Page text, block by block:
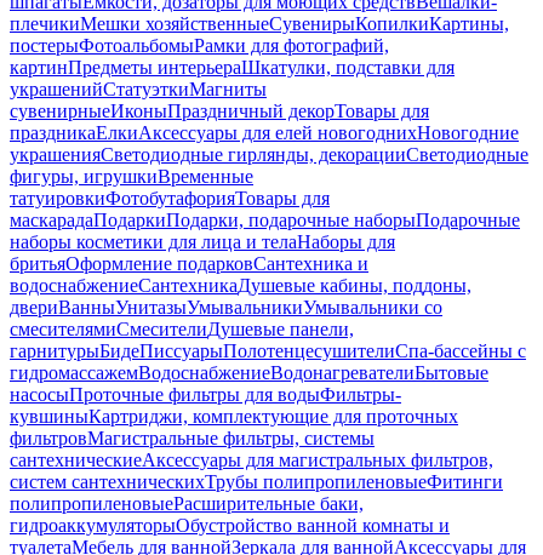
плечикиМешки хозяйственныеСувенирыКопилкиКартины,
постерыФотоальбомыРамки для фотографий,
картинПредметы интерьераШкатулки, подставки для
украшенийСтатуэткиМагниты
сувенирныеИконыПраздничный декорТовары для
праздникаЕлкиАксессуары для елей новогоднихНовогодние
украшенияСветодиодные гирлянды, декорацииСветодиодные
фигуры, игрушкиВременные
татуировкиФотобутафорияТовары для
маскарадаПодаркиПодарки, подарочные наборыПодарочные
наборы косметики для лица и телаНаборы для
бритьяОформление подарковСантехника и
водоснабжениеСантехникаДушевые кабины, поддоны,
двериВанныУнитазыУмывальникиУмывальники со
смесителямиСмесителиДушевые панели,
гарнитурыБидеПиссуарыПолотенцесушителиСпа-бассейны с
гидромассажемВодоснабжениеВодонагревателиБытовые
насосыПроточные фильтры для водыФильтры-
кувшиныКартриджи, комплектующие для проточных
фильтровМагистральные фильтры, системы
сантехническиеАксессуары для магистральных фильтров,
систем сантехническихТрубы полипропиленовыеФитинги
полипропиленовыеРасширительные баки,
гидроаккумуляторыОбустройство ванной комнаты и
туалетаМебель для ваннойЗеркала для ваннойАксессуары для